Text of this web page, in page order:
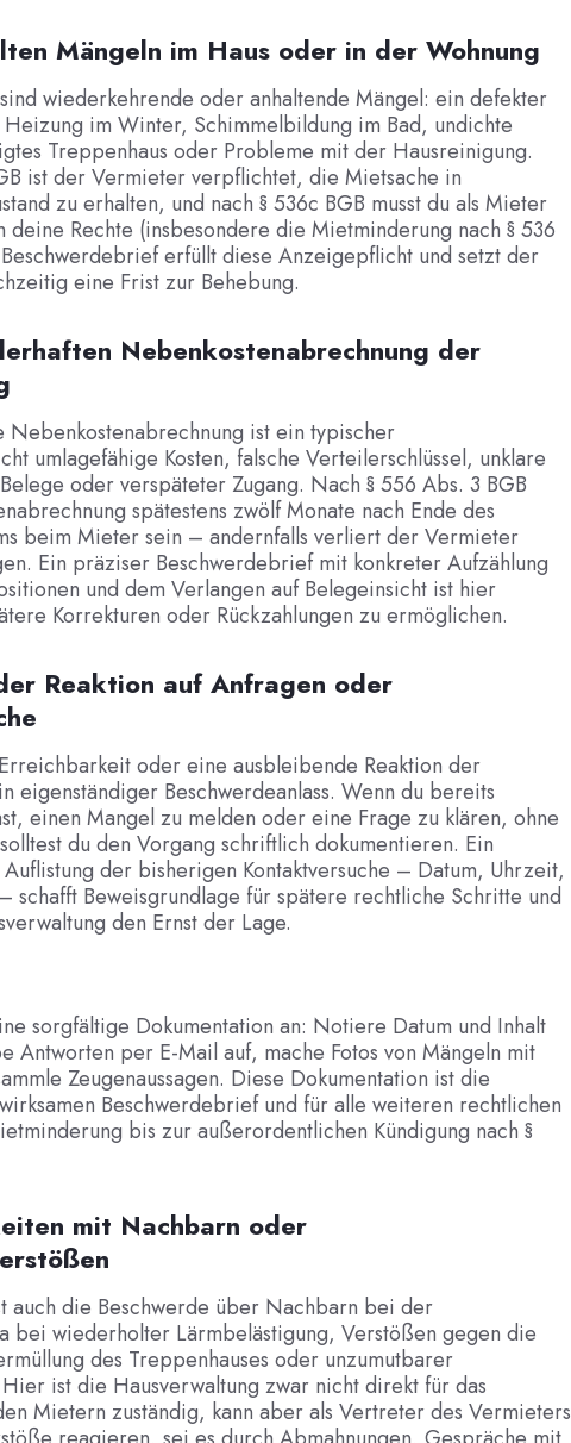
Mängeln im Haus oder in der Wohnung
wiederkehrende oder anhaltende Mängel: ein defekter
im Winter, Schimmelbildung im Bad, undichte
Treppenhaus oder Probleme mit der Hausreinigung.
ist der Vermieter verpflichtet, die Mietsache in
zu erhalten, und nach § 536c BGB musst du als Mieter
deine Rechte (insbesondere die Mietminderung nach § 536
erfüllt diese Anzeigepflicht und setzt der
eine Frist zur Behebung.
Nebenkostenabrechnung der
Nebenkostenabrechnung ist ein typischer
umlagefähige Kosten, falsche Verteilerschlüssel, unklare
oder verspäteter Zugang. Nach § 556 Abs. 3 BGB
spätestens zwölf Monate nach Ende des
beim Mieter sein – andernfalls verliert der Vermieter
Ein präziser Beschwerdebrief mit konkreter Aufzählung
und dem Verlangen auf Belegeinsicht ist hier
Korrekturen oder Rückzahlungen zu ermöglichen.
Reaktion auf Anfragen oder
oder eine ausbleibende Reaktion der
eigenständiger Beschwerdeanlass. Wenn du bereits
einen Mangel zu melden oder eine Frage zu klären, ohne
du den Vorgang schriftlich dokumentieren. Ein
der bisherigen Kontaktversuche – Datum, Uhrzeit,
schafft Beweisgrundlage für spätere rechtliche Schritte und
den Ernst der Lage.
sorgfältige Dokumentation an: Notiere Datum und Inhalt
Antworten per E-Mail auf, mache Fotos von Mängeln mit
Zeugenaussagen. Diese Dokumentation ist die
Beschwerdebrief und für alle weiteren rechtlichen
bis zur außerordentlichen Kündigung nach §
mit Nachbarn oder
auch die Beschwerde über Nachbarn bei der
bei wiederholter Lärmbelästigung, Verstößen gegen die
des Treppenhauses oder unzumutbarer
ist die Hausverwaltung zwar nicht direkt für das
Mietern zuständig, kann aber als Vertreter des Vermieters